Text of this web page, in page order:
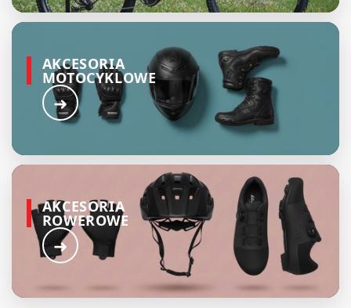
AKCESORIA
MOTOCYKLOWE
➜
AKCESORIA
ROWEROWE
➜